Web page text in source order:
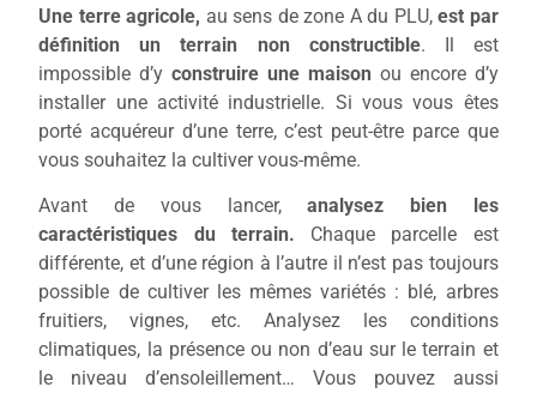
Une terre agricole, au sens de zone A du PLU,est par
définition unterrain non constructible. Il est
impossible d’yconstruire une maison ou encore d’y
installer une activité industrielle. Si vous vous êtes
porté acquéreur d’une terre, c’est peut-être parce que
vous souhaitez la cultiver vous-même.
Avant de vous lancer,
analysez bien les
caractéristiques du terrain. Chaque parcelle est
différente, et d’une région à l’autre il n’est pas toujours
possible de cultiver les mêmes variétés : blé, arbres
fruitiers, vignes, etc. Analysez les conditions
climatiques, la présence ou non d’eau sur le terrain et
le niveau d’ensoleillement… Vous pouvez aussi